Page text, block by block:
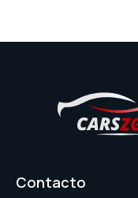
Contacto